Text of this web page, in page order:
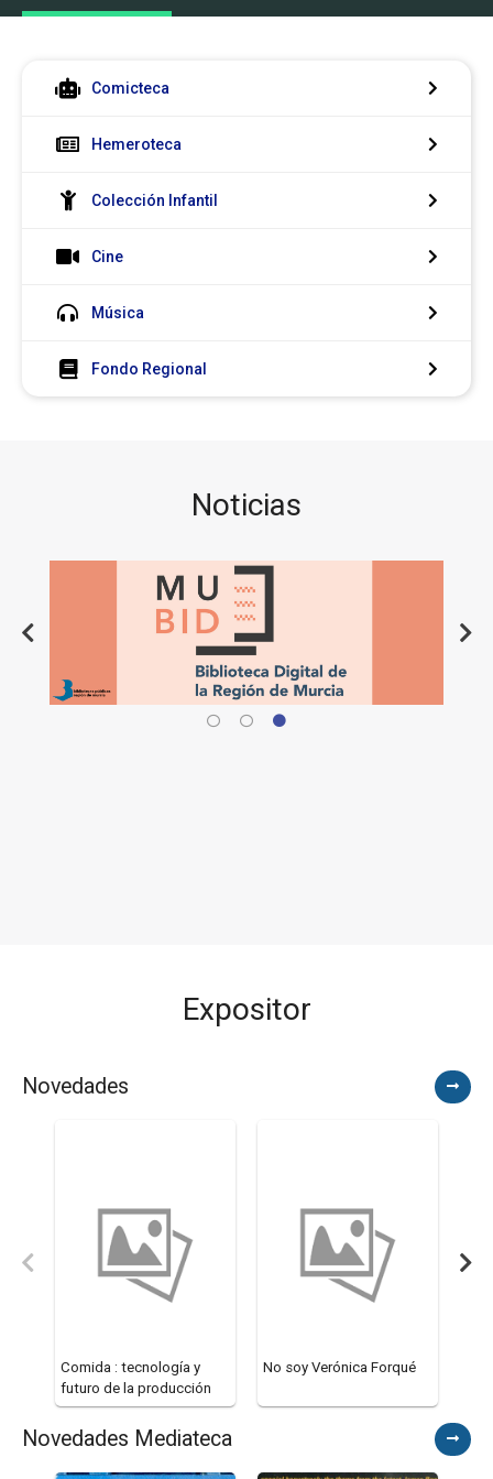
Comicteca
Hemeroteca
Colección Infantil
Cine
Música
Fondo Regional
Noticias
Expositor
Novedades
Comida : tecnología y
futuro de la producción
de alimentos
No soy Verónica Forqué
Novedades Mediateca